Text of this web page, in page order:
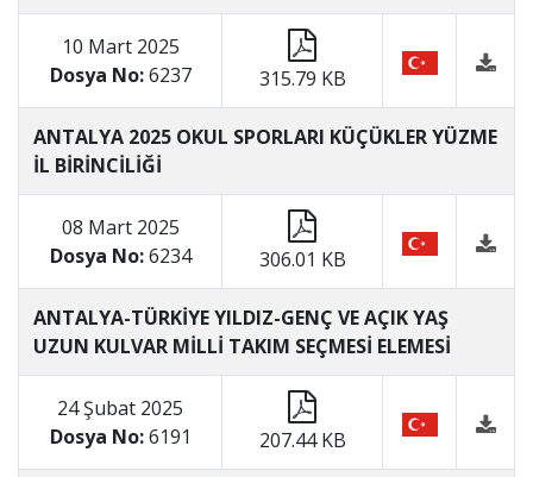
10 Mart 2025
Dosya No:6237 315.79 KB
ANTALYA 2025 OKUL SPORLARI KÜÇÜKLER YÜZME
İL BİRİNCİLİĞİ
08 Mart 2025
Dosya No:6234 306.01 KB
ANTALYA-TÜRKİYE YILDIZ-GENÇ VE AÇIK YAŞ
UZUN KULVAR MİLLİ TAKIM SEÇMESİ ELEMESİ
24 Şubat 2025
Dosya No:6191 207.44 KB